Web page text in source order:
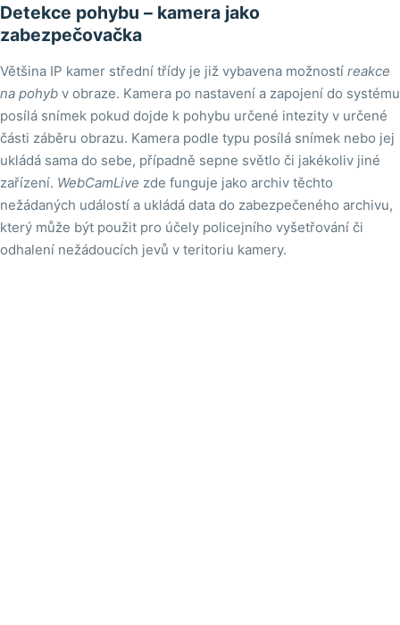
Detekce pohybu – kamera jako
zabezpečovačka
Většina IP kamer střední třídy je již vybavena možností reakce
na pohyb v obraze. Kamera po nastavení a zapojení do systému
posílá snímek pokud dojde k pohybu určené intezity v určené
části záběru obrazu. Kamera podle typu posílá snímek nebo jej
ukládá sama do sebe, případně sepne světlo či jakékoliv jiné
zařízení. WebCamLive zde funguje jako archiv těchto
nežádaných událostí a ukládá data do zabezpečeného archivu,
který může být použit pro účely policejního vyšetřování či
odhalení nežádoucích jevů v teritoriu kamery.